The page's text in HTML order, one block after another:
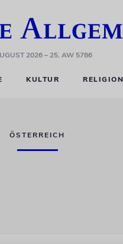
2026– 25. AW 5786
KULTUR RELIGION
ÖSTERREICH